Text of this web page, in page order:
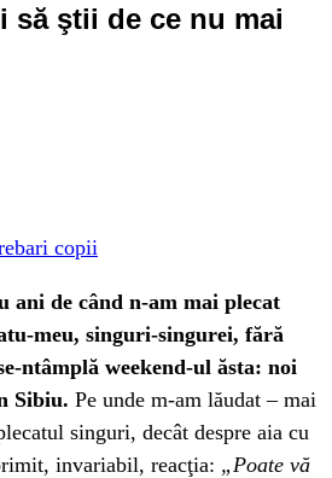
să ştii de ce nu mai
ani de când n-am mai plecat
meu, singuri-singurei, fără
ntâmplă weekend-ul ăsta: noi
Sibiu. Pe unde m-am lăudat – mai
singuri, decât despre aia cu
invariabil, reacţia: „Poate vă